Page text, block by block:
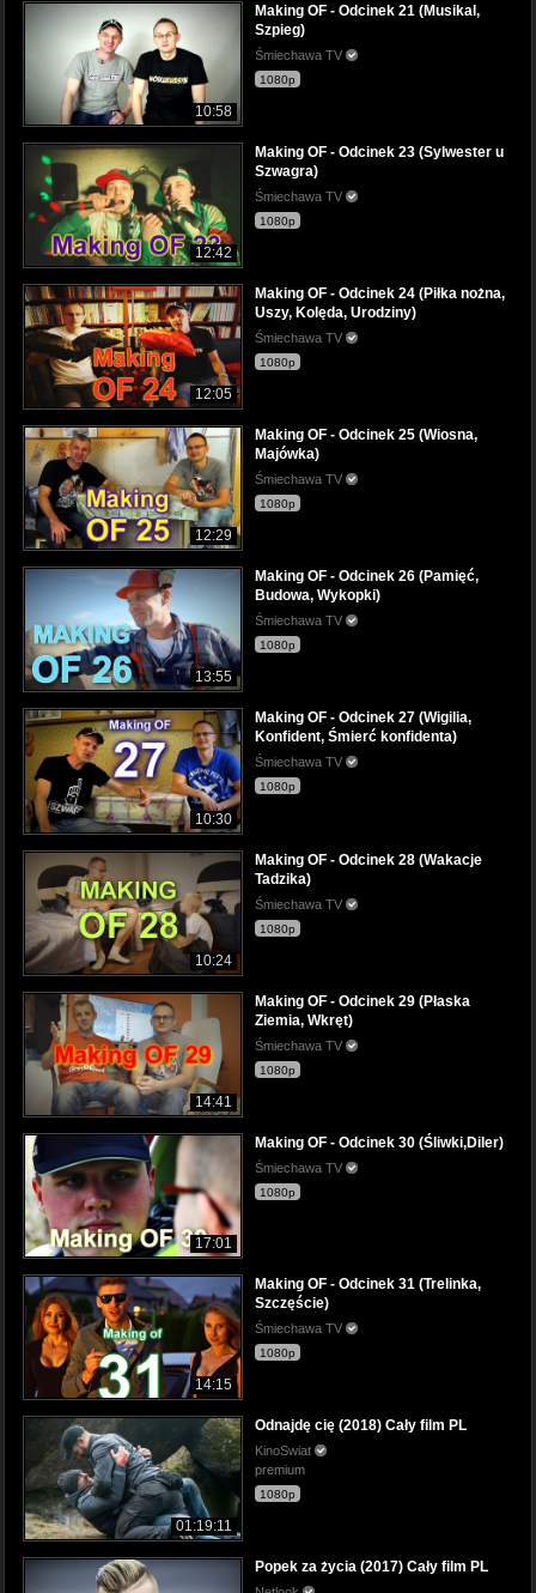
10:58
Making OF - Odcinek 21 (Musikal,
Szpieg)
Śmiechawa TV
1080p
12:42
Making OF - Odcinek 23 (Sylwester u
Szwagra)
Śmiechawa TV
1080p
12:05
Making OF - Odcinek 24 (Piłka nożna,
Uszy, Kolęda, Urodziny)
Śmiechawa TV
1080p
12:29
Making OF - Odcinek 25 (Wiosna,
Majówka)
Śmiechawa TV
1080p
13:55
Making OF - Odcinek 26 (Pamięć,
Budowa, Wykopki)
Śmiechawa TV
1080p
10:30
Making OF - Odcinek 27 (Wigilia,
Konfident, Śmierć konfidenta)
Śmiechawa TV
1080p
10:24
Making OF - Odcinek 28 (Wakacje
Tadzika)
Śmiechawa TV
1080p
14:41
Making OF - Odcinek 29 (Płaska
Ziemia, Wkręt)
Śmiechawa TV
1080p
17:01
Making OF - Odcinek 30 (Śliwki,Diler)
Śmiechawa TV
1080p
14:15
Making OF - Odcinek 31 (Trelinka,
Szczęście)
Śmiechawa TV
1080p
01:19:11
Odnajdę cię (2018) Cały film PL
KinoSwiat
premium
1080p
Popek za życia (2017) Cały film PL